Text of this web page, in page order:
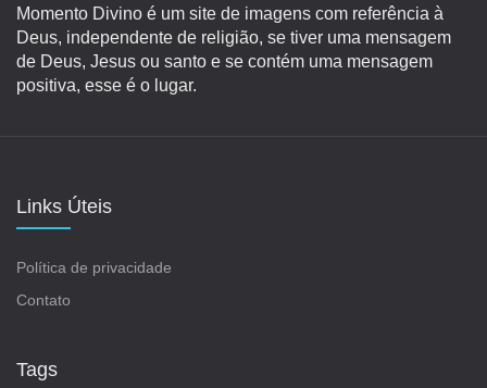
Momento Divino é um site de imagens com referência à
Deus, independente de religião, se tiver uma mensagem
de Deus, Jesus ou santo e se contém uma mensagem
positiva, esse é o lugar.
Links Úteis
Política de privacidade
Contato
Tags